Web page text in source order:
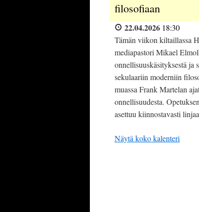
filosofiaan
22.04.2026 18:30
Tämän viikon kiltaillassa
mediapastori Mikael
onnellisuuskäsityksestä ja
sekulaariin moderniin
muassa Frank Martelan
onnellisuudesta.
asettuu kiinnostavasti
Näytä koko kalenteri